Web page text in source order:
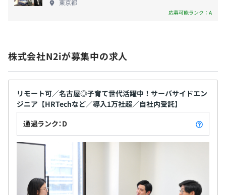
◆企画・開発の流れ
開発フローはプロジェクトごとに異なります。
プロジェクトによってスクラム開発のプロセスをとること
もあれば、少人数の個別判断に任せる形でスピーディに開
発を進めることもあります。
◆技術スタック
特定の技術に執着せず、ユーザーの課題を解決する最適な
技術を選択しています。
契約更新の有無・契約期間の定め
あり(6ヶ月)
契約更新の判断基準
契約の更新は、本人の能力、業務量、業務成績、勤務態
度、会社の契約状況により判断
契約更新の上限
試用期間のみ有期雇用。入社から6ヶ月後無期雇用へ変更
を前提としております。
東京都
応募可能ランク：A
株式会社N2iが募集中の求人
リモート可／名古屋◎子育て世代活躍中！サーバサイドエン
ジニア【HRTechなど／導入1万社超／自社内受託】
通過ランク：D